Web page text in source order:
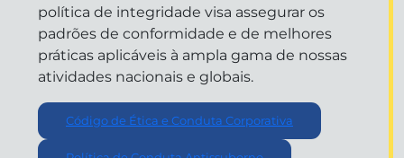
política de integridade visa assegurar os
padrões de conformidade e de melhores
práticas aplicáveis ​​à ampla gama de nossas
atividades nacionais e globais.
Código de Ética e Conduta Corporativa